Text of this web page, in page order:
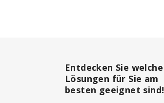
Entdecken Sie welche
Lösungen für Sie am
besten geeignet sind!